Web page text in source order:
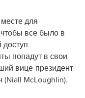
для
все было в
попадут в свои
вице-президент
(Niall McLoughlin).